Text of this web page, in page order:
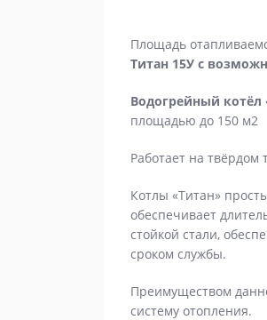
Площадь
Титан 15У с
Водогрейный котёл
площадью до 150 м2
Работает на твёрдом
Котлы «Титан»
обеспечивает
стойкой стали,
сроком службы.
Преимуществом
систему отопления.